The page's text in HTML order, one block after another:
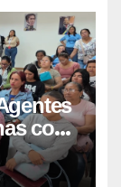
con
de